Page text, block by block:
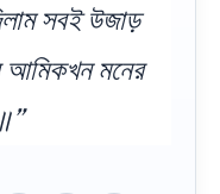
সবই উজাড়
আমিকখন মনের